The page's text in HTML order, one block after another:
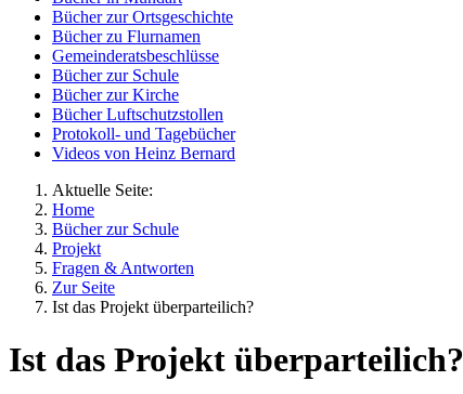
Bücher zur Ortsgeschichte
Bücher zu Flurnamen
Gemeinderatsbeschlüsse
Bücher zur Schule
Bücher zur Kirche
Bücher Luftschutzstollen
Protokoll- und Tagebücher
Videos von Heinz Bernard
Aktuelle Seite:
Home
Bücher zur Schule
Projekt
Fragen & Antworten
Zur Seite
Ist das Projekt überparteilich?
Ist das Projekt überparteilich?